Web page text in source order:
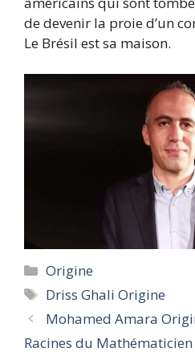
de devenir la proie d’un
Le Brésil est sa maison.
Categories
Origine
Tags
Driss Ghali Origine
Mohamed Amara
Racines du